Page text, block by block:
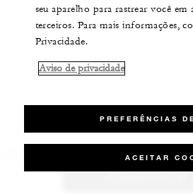
seu aparelho para rastrear você em
terceiros. Para mais informações,
Privacidade.
Aviso de privacidade
PREFERÊNCIAS
ACEITAR